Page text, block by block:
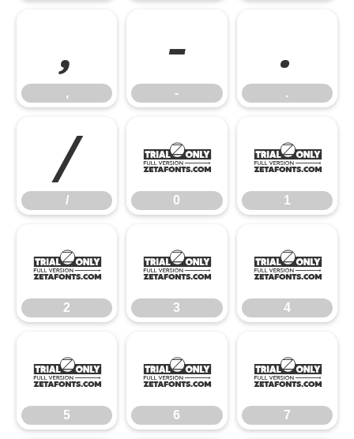
,
,
-
-
.
.
/
/
0
0
1
1
2
2
3
3
4
4
5
5
6
6
7
7